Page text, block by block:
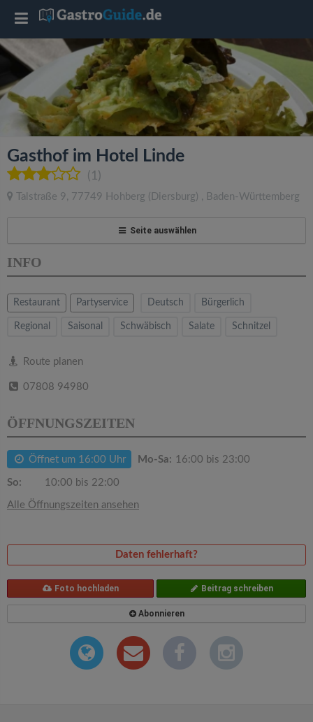
Gasthof im Hotel Linde
(1)
Talstraße 9, 77749 Hohberg (Diersburg) , Baden-Württemberg
Seite auswählen
INFO
Restaurant Partyservice Deutsch Bürgerlich
Regional Saisonal Schwäbisch Salate Schnitzel
Route planen
07808 94980
ÖFFNUNGSZEITEN
Öffnet um 16:00 Uhr Mo-Sa: 16:00 bis 23:00
So: 10:00 bis 22:00
Alle Öffnungszeiten ansehen
Daten fehlerhaft?
Foto hochladen Beitrag schreiben
Abonnieren
T
g
l
e
a
v
g
a
t
i